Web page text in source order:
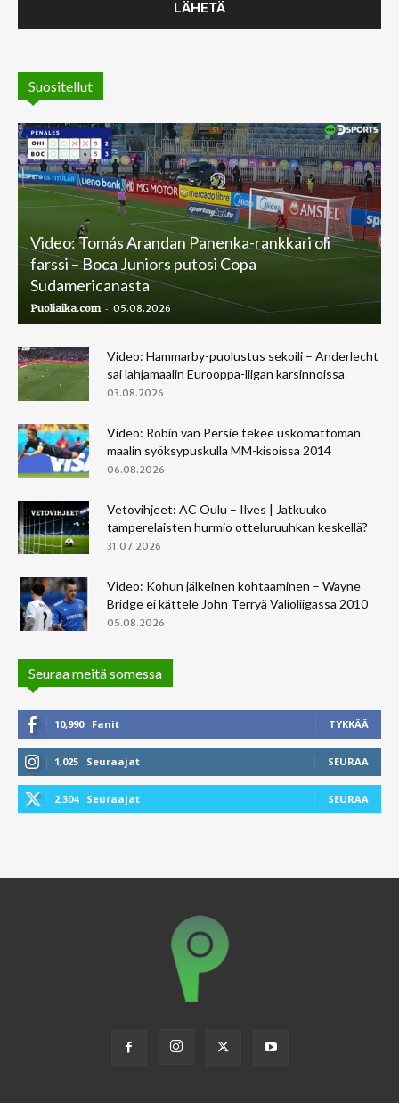
Suositellut
Video: Tomás Arandan Panenka-rankkari oli
farssi – Boca Juniors putosi Copa
Sudamericanasta
Puoliaika.com - 05.08.2026
Video: Hammarby-puolustus sekoili – Anderlecht
sai lahjamaalin Eurooppa-liigan karsinnoissa
03.08.2026
Video: Robin van Persie tekee uskomattoman
maalin syöksypuskulla MM-kisoissa 2014
06.08.2026
Vetovihjeet: AC Oulu – Ilves | Jatkuuko
tamperelaisten hurmio otteluruuhkan keskellä?
31.07.2026
Video: Kohun jälkeinen kohtaaminen – Wayne
Bridge ei kättele John Terryä Valioliigassa 2010
05.08.2026
Seuraa meitä somessa
10,990 Fanit TYKKÄÄ
1,025 Seuraajat SEURAA
2,304 Seuraajat SEURAA